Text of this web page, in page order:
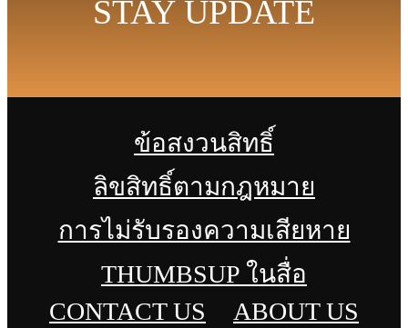
STAY UPDATE
ข้อสงวนสิทธิ์
ลิขสิทธิ์ตามกฎหมาย
การไม่รับรองความเสียหาย
THUMBSUP ในสื่อ
CONTACT US
ABOUT US